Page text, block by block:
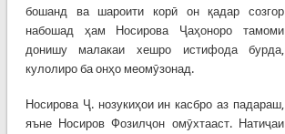
бошанд ва шароити корӣ он қадар созгор
набошад ҳам Носирова Ҷаҳоноро тамоми
донишу малакаи хешро истифода бурда,
кулолиро ба онҳо меомӯзонад.
Носирова Ҷ. нозукиҳои ин касбро аз падараш,
яъне Носиров Фозилҷон омӯхтааст. Натиҷаи